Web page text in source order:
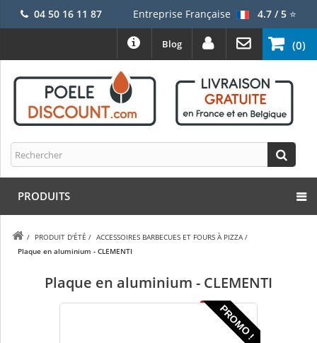
04 50 16 11 87 Entreprise Française 4.7 / 5⭐
(0)
Blog
PRODUITS
/ PRODUIT D'ÉTÉ / ACCESSOIRES BARBECUES ET FOURS À PIZZA /
Plaque en aluminium - CLEMENTI
Plaque en aluminium - CLEMENTI
PROMO !